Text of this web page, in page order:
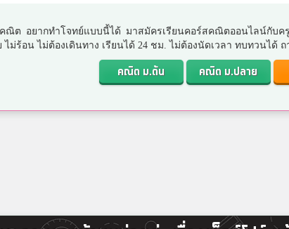
คณิต อยากทำโจทย์แบบนี้ได้ มาสมัครเรียนคอร์สคณิตออนไลน์กับ
ไม่ร้อน ไม่ต้องเดินทาง เรียนได้ 24 ชม. ไม่ต้องนัดเวลา ทบทวนได้
คณิต ม.ต้น คณิต ม.ปลาย